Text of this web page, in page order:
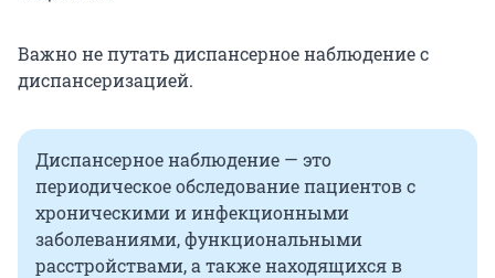
Важно не путать диспансерное наблюдение с
диспансеризацией.
Диспансерное наблюдение — это
периодическое обследование пациентов с
хроническими и инфекционными
заболеваниями, функциональными
расстройствами, а также находящихся в